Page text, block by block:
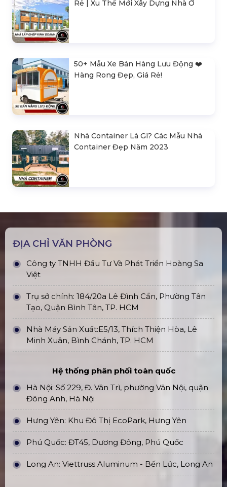
Rẻ | Xu Thế Mới Xây Dựng Nhà Ở
50+ Mẫu Xe Bán Hàng Lưu Động ❤️️
Hàng Rong Đẹp, Giá Rẻ!
Nhà Container Là Gì? Các Mẫu Nhà
Container Đẹp Năm 2023
ĐỊA CHỈ VĂN PHÒNG
Công ty TNHH Đầu Tư Và Phát Triển Hoàng Sa
Việt
Trụ sở chính: 184/20a Lê Đình Cẩn, Phường Tân
Tạo, Quận Bình Tân, TP. HCM
Nhà Máy Sản Xuất:E5/13, Thích Thiện Hòa, Lê
Minh Xuân, Bình Chánh, TP. HCM
Hệ thống phân phối toàn quốc
Hà Nội: Số 229, Đ. Vân Trì, phường Vân Nội, quận
Đông Anh, Hà Nội
Hưng Yên: Khu Đô Thị EcoPark, Hưng Yên
Phú Quốc: ĐT45, Dương Đông, Phú Quốc
Long An: Viettruss Aluminum - Bến Lức, Long An